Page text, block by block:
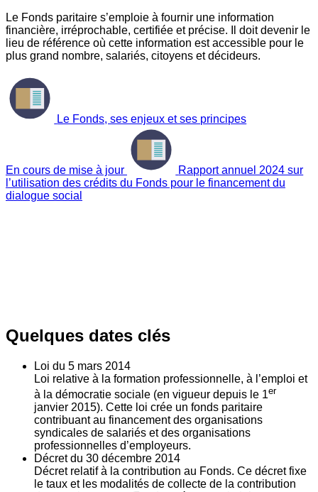
Le Fonds paritaire s’emploie à fournir une information
financière, irréprochable, certifiée et précise. Il doit devenir le
lieu de référence où cette information est accessible pour le
plus grand nombre, salariés, citoyens et décideurs.
Le Fonds, ses enjeux et ses principes
En cours de mise à jour
Rapport annuel 2024 sur
l’utilisation des crédits du Fonds pour le financement du
dialogue social
Quelques dates clés
Loi du 5 mars 2014
Loi relative à la formation professionnelle, à l’emploi et
à la démocratie sociale (en vigueur depuis le 1er
janvier 2015). Cette loi crée un fonds paritaire
contribuant au financement des organisations
syndicales de salariés et des organisations
professionnelles d’employeurs.
Décret du 30 décembre 2014
Décret relatif à la contribution au Fonds. Ce décret fixe
le taux et les modalités de collecte de la contribution